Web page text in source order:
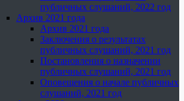
публичных слушаний, 2022 год
Архив 2021 года
Архив 2021 года
Заключения о результатах
публичных слушаний, 2021 год
Постановления о назначении
публичных слушаний, 2021 год
Оповещения о начале публичных
слушаний, 2021 год